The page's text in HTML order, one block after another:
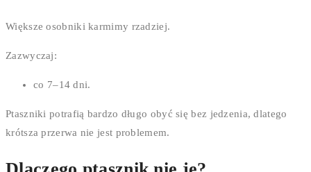
Większe osobniki karmimy rzadziej.
Zazwyczaj:
co 7–14 dni.
Ptaszniki potrafią bardzo długo obyć się bez jedzenia, dlatego
krótsza przerwa nie jest problemem.